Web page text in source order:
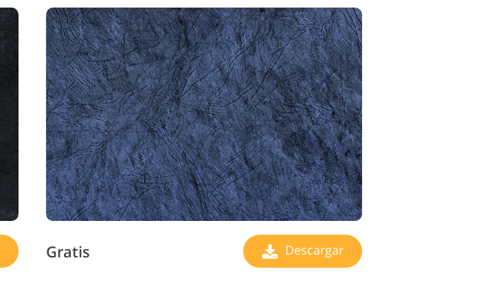
Gratis Descargar